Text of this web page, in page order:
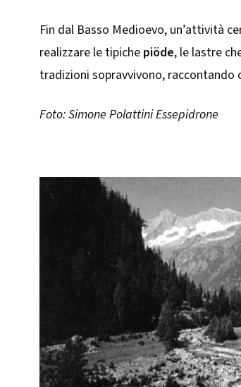
Fin dal Basso Medioevo, un’attività
realizzare le tipiche piöde, le lastre
tradizioni sopravvivono, raccontando
Foto: Simone Polattini Essepidrone